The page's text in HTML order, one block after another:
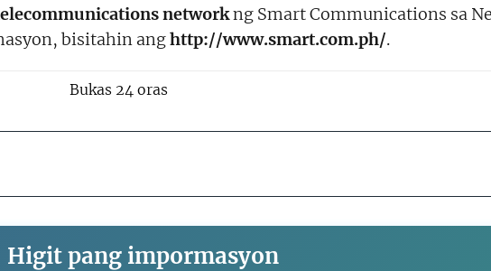
networkng Smart Communications sa
bisitahin anghttp://www.smart.com.ph/.
Bukas 24 oras
Higit pang impormasyon